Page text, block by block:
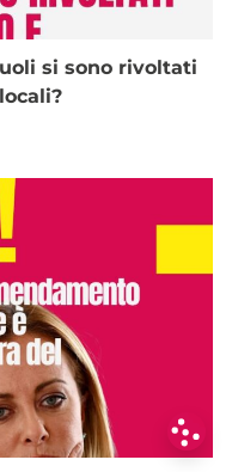
si sono rivoltati